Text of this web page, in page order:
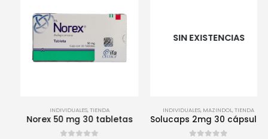
INDIVIDUALES,TIENDA
Norex 50 mg 30 tabletas
SIN EXISTENCIAS
INDIVIDUALES,MAZINDOL,TIENDA
Solucaps 2mg 30 cápsulas